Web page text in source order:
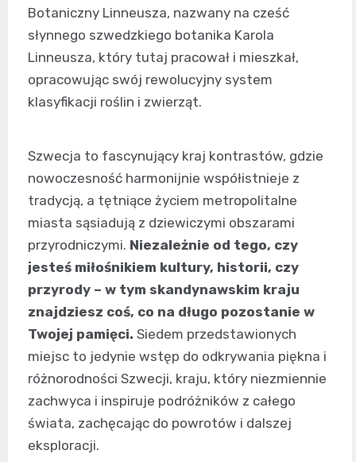
Botaniczny Linneusza, nazwany na cześć
słynnego szwedzkiego botanika Karola
Linneusza, który tutaj pracował i mieszkał,
opracowując swój rewolucyjny system
klasyfikacji roślin i zwierząt.
Szwecja to fascynujący kraj kontrastów, gdzie
nowoczesność harmonijnie współistnieje z
tradycją, a tętniące życiem metropolitalne
miasta sąsiadują z dziewiczymi obszarami
przyrodniczymi. Niezależnie od tego, czy
jesteś miłośnikiem kultury, historii, czy
przyrody – w tym skandynawskim kraju
znajdziesz coś, co na długo pozostanie w
Twojej pamięci. Siedem przedstawionych
miejsc to jedynie wstęp do odkrywania piękna i
różnorodności Szwecji, kraju, który niezmiennie
zachwyca i inspiruje podróżników z całego
świata, zachęcając do powrotów i dalszej
eksploracji.